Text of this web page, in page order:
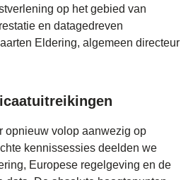
op het gebied van
en datagedreven
Eldering, algemeen directeur
opnieuw volop aanwezig op
kennissessies deelden we
Europese regelgeving en de